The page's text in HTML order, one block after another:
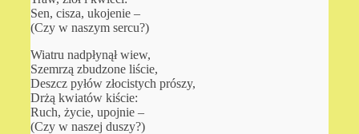
Sen, cisza, ukojenie –
(Czy w naszym sercu?)
Wiatru nadpłynął wiew,
Szemrzą zbudzone liście,
Deszcz pyłów złocistych prószy,
Drżą kwiatów kiście:
Ruch, życie, upojnie –
(Czy w naszej duszy?)